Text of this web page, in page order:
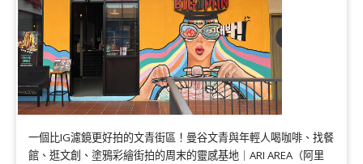
一個比IG濾鏡更好拍的文青街區！曼谷文青與年輕人喝咖啡、找餐
館、逛文創、塗鴉彩繪街拍的周末的靈感基地｜ARI AREA（阿里